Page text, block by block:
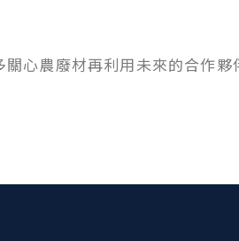
心農廢材再利用未來的合作夥